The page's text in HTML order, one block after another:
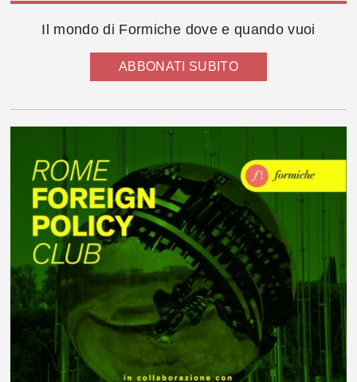
Il mondo di Formiche dove e quando vuoi
ABBONATI SUBITO